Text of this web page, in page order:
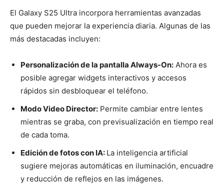
El Galaxy S25 Ultra incorpora herramientas avanzadas
que pueden mejorar la experiencia diaria. Algunas de las
más destacadas incluyen:
Personalización de la pantalla Always-On: Ahora es
posible agregar widgets interactivos y accesos
rápidos sin desbloquear el teléfono.
Modo Video Director: Permite cambiar entre lentes
mientras se graba, con previsualización en tiempo real
de cada toma.
Edición de fotos con IA: La inteligencia artificial
sugiere mejoras automáticas en iluminación, encuadre
y reducción de reflejos en las imágenes.